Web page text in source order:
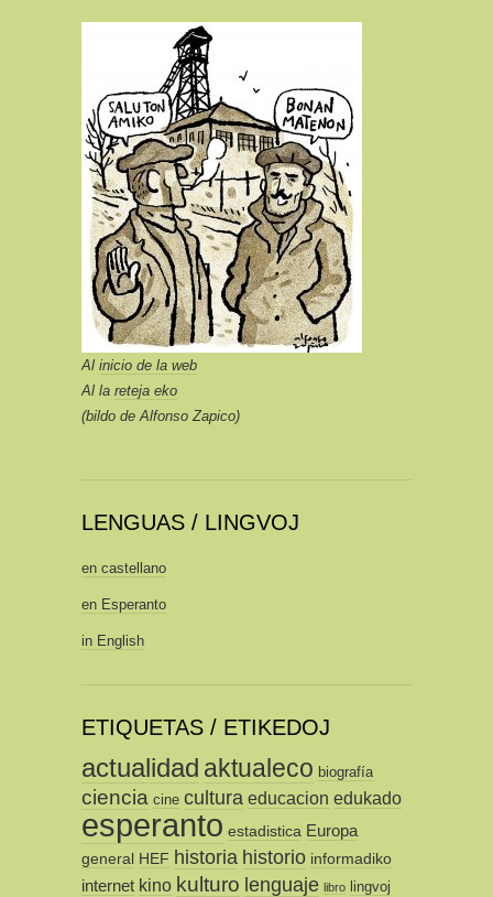
Al inicio de la web
Al la reteja eko
(bildo de Alfonso Zapico)
LENGUAS / LINGVOJ
en castellano
en Esperanto
in English
ETIQUETAS / ETIKEDOJ
actualidad aktualeco biografía
ciencia cine cultura educacion edukado
esperanto estadistica Europa
general HEF historia historio informadiko
internet kino kulturo lenguaje libro lingvoj